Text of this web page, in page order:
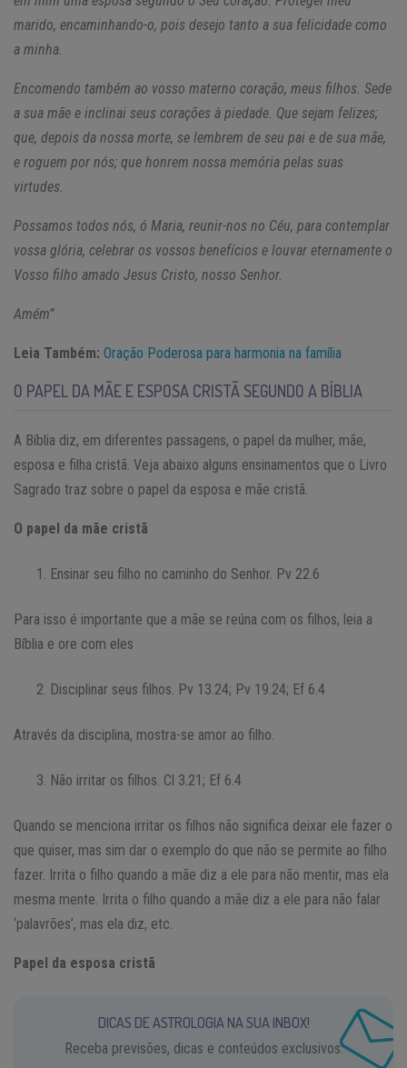
marido, encaminhando-o, pois desejo tanto a sua felicidade como
a minha.
Encomendo também ao vosso materno coração, meus filhos. Sede
a sua mãe e inclinai seus corações à piedade. Que sejam felizes;
que, depois da nossa morte, se lembrem de seu pai e de sua mãe,
e roguem por nós; que honrem nossa memória pelas suas
virtudes.
Possamos todos nós, ó Maria, reunir-nos no Céu, para contemplar
vossa glória, celebrar os vossos benefícios e louvar eternamente o
Vosso filho amado Jesus Cristo, nosso Senhor.
Amém”
Leia Também: Oração Poderosa para harmonia na família
O PAPEL DA MÃE E ESPOSA CRISTÃ SEGUNDO A BÍBLIA
A Bíblia diz, em diferentes passagens, o papel da mulher, mãe,
esposa e filha cristã. Veja abaixo alguns ensinamentos que o Livro
Sagrado traz sobre o papel da esposa e mãe cristã.
O papel da mãe cristã
Ensinar seu filho no caminho do Senhor. Pv 22.6
Para isso é importante que a mãe se reúna com os filhos, leia a
Bíblia e ore com eles
Disciplinar seus filhos. Pv 13.24; Pv 19.24; Ef 6.4
Através da disciplina, mostra-se amor ao filho.
Não irritar os filhos. Cl 3.21; Ef 6.4
Quando se menciona irritar os filhos não significa deixar ele fazer o
que quiser, mas sim dar o exemplo do que não se permite ao filho
fazer. Irrita o filho quando a mãe diz a ele para não mentir, mas ela
mesma mente. Irrita o filho quando a mãe diz a ele para não falar
‘palavrões’, mas ela diz, etc.
Papel da esposa cristã
DICAS DE ASTROLOGIA NA SUA INBOX!
Receba previsões, dicas e conteúdos exclusivos.